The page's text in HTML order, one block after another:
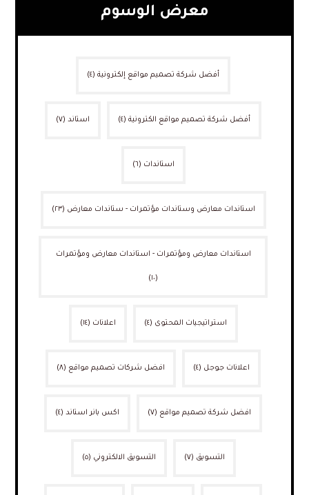
معرض الوسوم
أفضل شركة تصميم مواقع إلكترونية (٤)
أفضل شركة تصميم مواقع الكترونية (٤) استاند (٧)
استاندات (٦)
استاندات معارض وستاندات مؤتمرات - ستاندات معارض (٢٣)
استاندات معارض ومؤتمرات - استاندات معارض ومؤتمرات
(١٠)
استراتيجيات المحتوى (٤) اعلانات (١٤)
اعلانات جوجل (٤) افضل شركات تصميم مواقع (٨)
افضل شركة تصميم مواقع (٧) اكس بانر استاند (٤)
التسويق (٧) التسويق الالكتروني (٥)